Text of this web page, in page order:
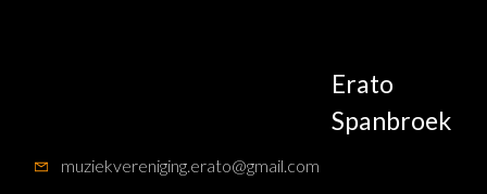
Erato
Spanbroek
muziekvereniging.erato@gmail.com